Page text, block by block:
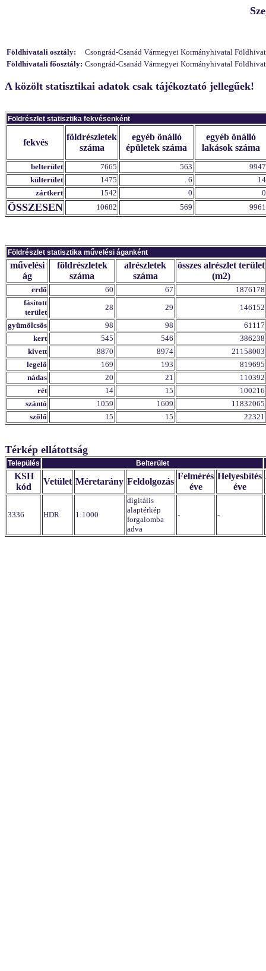
Földhivatali osztály:
Csongrád-Csanád Vármegyei Kormányhivatal
Földhivatali főosztály: Csongrád-Csanád Vármegyei Kormányhivatal
A közölt statisztikai adatok csak tájékoztató jellegűek!
Földrészlet statisztika fekvésenként
fekvés
földrészletek
száma
egyéb önálló
épületek száma
egyéb önálló
lakások száma
belterület 7665 563
9947
külterület
1475 6
14
zártkert
1542 0 0
ÖSSZESEN 10682 569 9961
Földrészlet statisztika művelési áganként
művelési
ág
földrészletek
száma
alrészletek
száma
összes alrészlet terület
(m2)
erdő 60 67
1876178
fásított
terület
28 29
146152
gyümölcsös
98 98
61117
kert
545 546
386238
kivett
8870 8974
21158003
legelő
169 193
819695
nádas
20 21
110392
rét
14 15
100216
szántó
1059 1609
11832065
szőlő
15 15 22321
Térkép ellátottság
Település Belterület
KSH
kód
Vetület Méretarány Feldolgozás
Felmérés
éve
Helyesbítés
éve
3336 HDR 1:1000
digitális
alaptérkép
forgalomba
adva
- -